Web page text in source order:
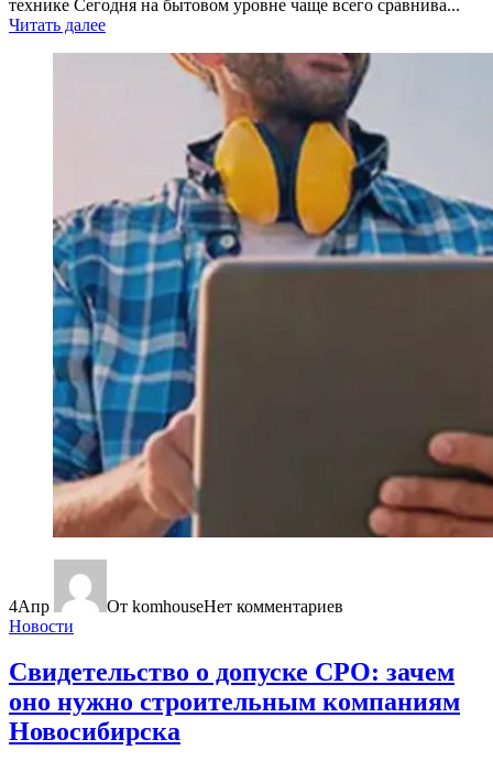
технике Сегодня на бытовом уровне чаще всего сравнива...
Читать далее
4Апр От komhouseНет комментариев
Новости
Свидетельство о допуске СРО: зачем
оно нужно строительным компаниям
Новосибирска